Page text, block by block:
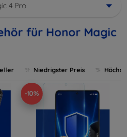
4 Pro
für Honor Magic
Niedrigster Preis
-10%